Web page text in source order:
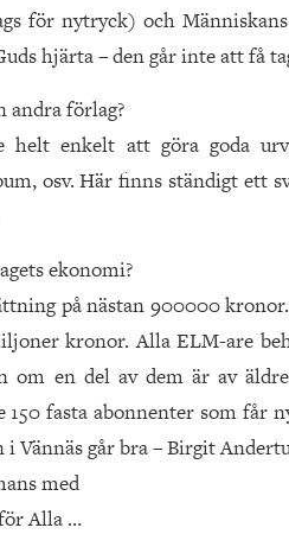
för nytryck) och
hjärta – den går inte att få
andra förlag?
enkelt att göra goda
osv. Här finns ständigt ett
ekonomi?
på nästan 900000
kronor. Alla ELM-are
om en del av dem är av
fasta abonnenter som får
i Vännäs går bra – Birgit
med
Alla …